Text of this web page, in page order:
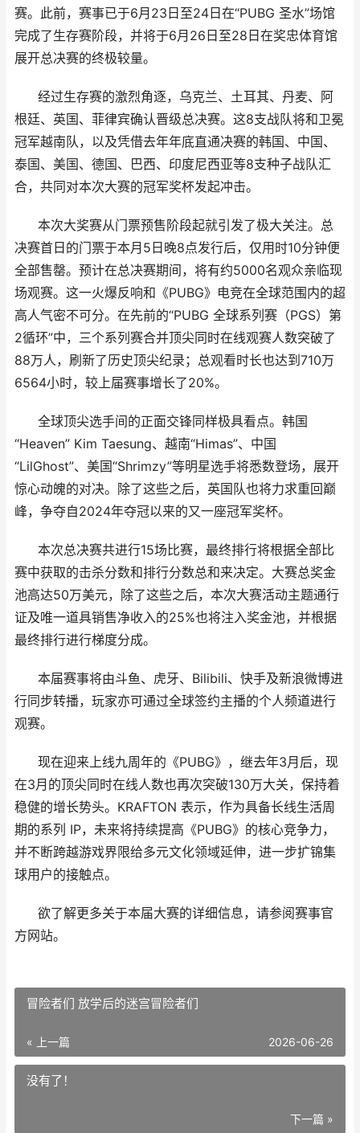
赛。此前，赛事已于6月23日至24日在“PUBG 圣水”场馆
完成了生存赛阶段，并将于6月26日至28日在奖忠体育馆
展开总决赛的终极较量。
经过生存赛的激烈角逐，乌克兰、土耳其、丹麦、阿
根廷、英国、菲律宾确认晋级总决赛。这8支战队将和卫冕
冠军越南队，以及凭借去年年底直通决赛的韩国、中国、
泰国、美国、德国、巴西、印度尼西亚等8支种子战队汇
合，共同对本次大赛的冠军奖杯发起冲击。
本次大奖赛从门票预售阶段起就引发了极大关注。总
决赛首日的门票于本月 5日晚8点发行后，仅用时10分钟便
全部售罄。预计在总决赛期间，将有约5000名观众亲临现
场观赛。这一火爆反响和《PUBG》电竞在全球范围内的超
高人气密不可分。在先前的“PUBG 全球系列赛（PGS）第
2循环”中，三个系列赛合并顶尖同时在线观赛人数突破了
88万人，刷新了历史顶尖纪录；总观看时长也达到710万
6564小时，较上届赛事增长了20%。
全球顶尖选手间的正面交锋同样极具看点。韩国
“Heaven” Kim Taesung、越南“Himas”、中国
“LilGhost”、美国“Shrimzy”等明星选手将悉数登场，展开
惊心动魄的对决。除了这些之后，英国队也将力求重回巅
峰，争夺自2024年夺冠以来的又一座冠军奖杯。
本次总决赛共进行15场比赛，最终排行将根据全部比
赛中获取的击杀分数和排行分数总和来决定。大赛总奖金
池高达50万美元，除了这些之后，本次大赛活动主题通行
证及唯一道具销售净收入的25%也将注入奖金池，并根据
最终排行进行梯度分成。
本届赛事将由斗鱼、虎牙、 Bilibili、快手及新浪微博进
行同步转播，玩家亦可通过全球签约主播的个人频道进行
观赛。
现在迎来上线九周年的《PUBG》，继去年3月后，现
在3月的顶尖同时在线人数也再次突破130万大关，保持着
稳健的增长势头。KRAFTON 表示，作为具备长线生活周
期的系列 IP，未来将持续提高《PUBG》的核心竞争力，
并不断跨越游戏界限给多元文化领域延伸，进一步扩锦集
球用户的接触点。
欲了解更多关于本届大赛的详细信息，请参阅赛事官
方网站。
冒险者们 放学后的迷宫冒险者们
« 上一篇 2026-06-26
没有了！
下一篇 »